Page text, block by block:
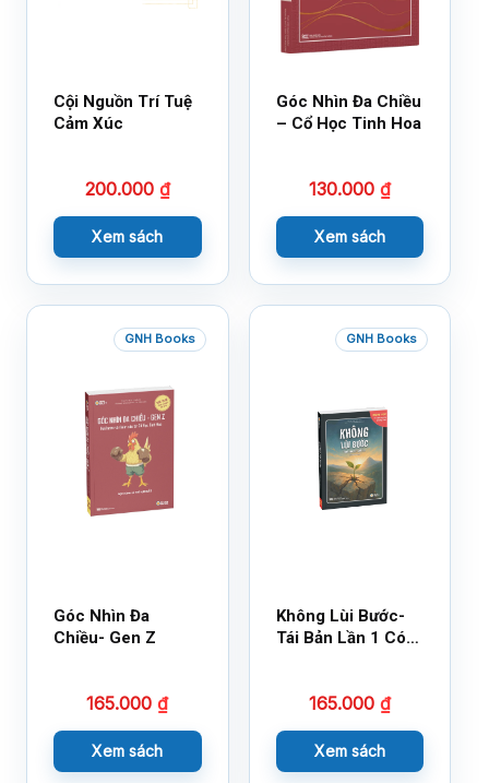
Cội Nguồn Trí Tuệ
Cảm Xúc
200.000 ₫
Xem sách
Góc Nhìn Đa Chiều
– Cổ Học Tinh Hoa
130.000 ₫
Xem sách
GNH Books
Góc Nhìn Đa
Chiều- Gen Z
165.000₫
Xem sách
GNH Books
Không Lùi Bước-
Tái Bản Lần 1 Có
165.000 ₫
Xem sách